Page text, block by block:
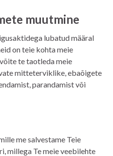
muutmine
lubatud määral
on teie kohta meie
te taotleda meie
mitteterviklike, ebaõigete
parandamist või
me salvestame Teie
millega Te meie veebilehte